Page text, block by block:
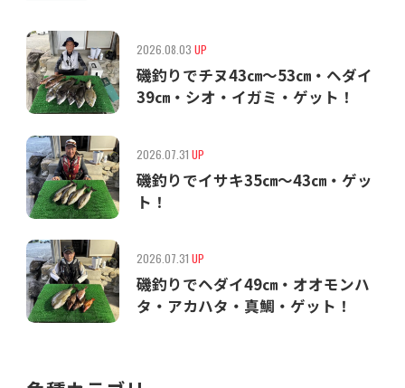
2026.08.03 UP
磯釣りでチヌ43㎝〜53㎝・ヘダイ
39㎝・シオ・イガミ・ゲット！
2026.07.31 UP
磯釣りでイサキ35㎝〜43㎝・ゲッ
ト！
2026.07.31 UP
磯釣りでヘダイ49㎝・オオモンハ
タ・アカハタ・真鯛・ゲット！